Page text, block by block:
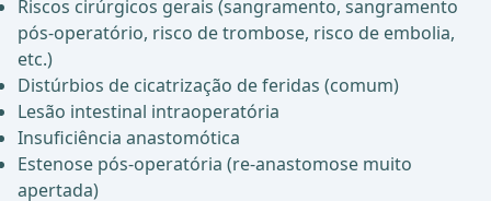
Riscos cirúrgicos gerais (sangramento, sangramento
pós-operatório, risco de trombose, risco de embolia,
etc.)
Distúrbios de cicatrização de feridas (comum)
Lesão intestinal intraoperatória
Insuficiência anastomótica
Estenose pós-operatória (re-anastomose muito
apertada)